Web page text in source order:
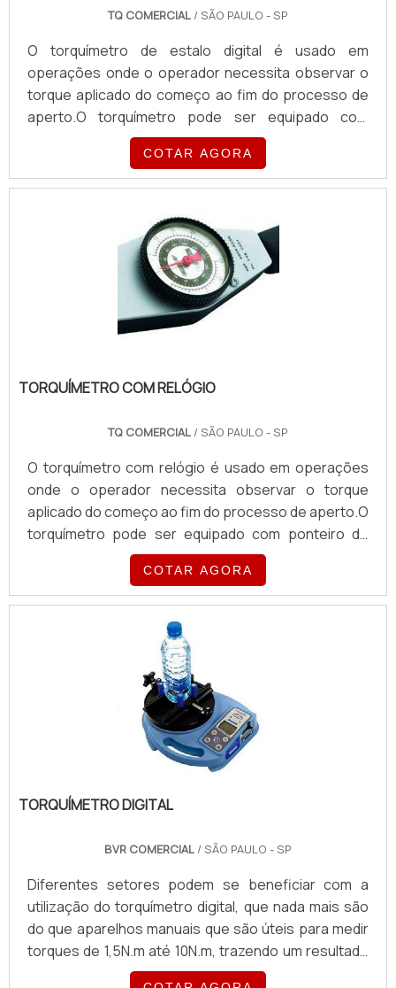
TQ COMERCIAL / SÃO PAULO - SP
O torquímetro de estalo digital é usado em
operações onde o operador necessita observar o
torque aplicado do começo ao fim do processo de
aperto.O torquímetro pode ser equipado com
ponteiro de arraste (memória visual que indica o
torque aplicado), sinal luminoso e sonoro, são
diversos fabricantes de modelos de torquímetro
disponíveis para aquisição Gedore; TQ; Snap-
on/CDI; Entre outros.O Torquímetro torqueleader é
um produto de qualidade com a mais a.
COTAR AGORA
TORQUÍMETRO COM RELÓGIO
TQ COMERCIAL / SÃO PAULO - SP
O torquímetro com relógio é usado em operações
onde o operador necessita observar o torque
aplicado do começo ao fim do processo de aperto.O
torquímetro pode ser equipado com ponteiro de
arraste (memoria visual que indica o torque
aplicado), sinal luminoso e sonoro, são diversos
fabricantes de modelos de torquímetro relógio
disponíveis no mercado mundial.Principais marcas
disponíveis para compra Gedore; Torqueleader;
CDI; Entre outros.O torquímetro relógio gedore é
constituído de caixa de alumín.
COTAR AGORA
TORQUÍMETRO DIGITAL
BVR COMERCIAL / SÃO PAULO - SP
Diferentes setores podem se beneficiar com a
utilização do torquímetro digital, que nada mais são
do que aparelhos manuais que são úteis para medir
torques de 1,5N.m até 10N.m, trazendo um resultado
preciso e funcional em todas as suas aplicações.